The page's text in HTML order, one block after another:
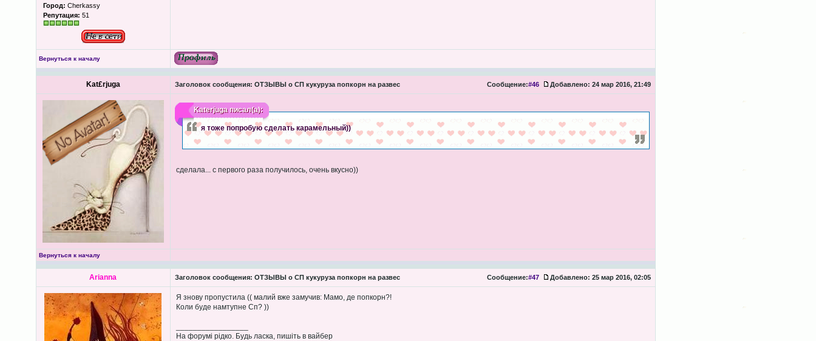
Город: Cherkassy
Репутация: 51
Вернуться к началу
Kat£rjuga Заголовок сообщения: ОТЗЫВЫ о СП кукуруза попкорн на развес Сообщение:#46 Добавлено: 24 мар 2016, 21:49
Katerjugaписал(а):
я тоже попробую сделать карамельный))
сделала... с первого раза получилось, очень вкусно))
Вернуться к началу
Arianna Заголовок сообщения: ОТЗЫВЫ о СП кукуруза попкорн на развес Сообщение:#47 Добавлено: 25 мар 2016, 02:05
Я знову пропустила (( малий вже замучив: Мамо, де попкорн?!
Коли буде намтупне Сп? ))
На форумі рідко. Будь ласка, пишіть в вайбер